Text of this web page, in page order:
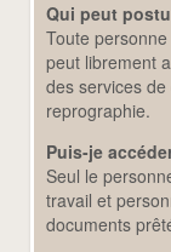
Qui peut
Toute
peut librement
des services
reprographie.
Puis-je
Seul le
travail et
documents